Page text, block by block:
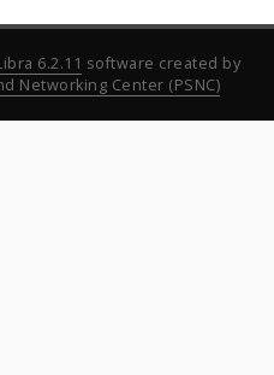
6.2.11 software created by
Networking Center (PSNC)